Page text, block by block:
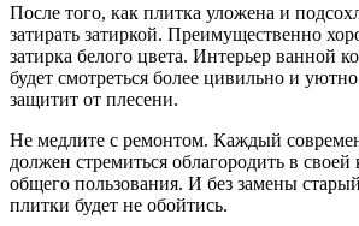
После того, как плитка уложена и
затирать затиркой. Преимущественно
затирка белого цвета. Интерьер ванной
будет смотреться более цивильно и
защитит от плесени.
Не медлите с ремонтом. Каждый
должен стремиться облагородить в своей
общего пользования. И без замены
плитки будет не обойтись.